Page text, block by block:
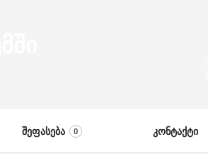
შეფასება 0 კონტაქტი